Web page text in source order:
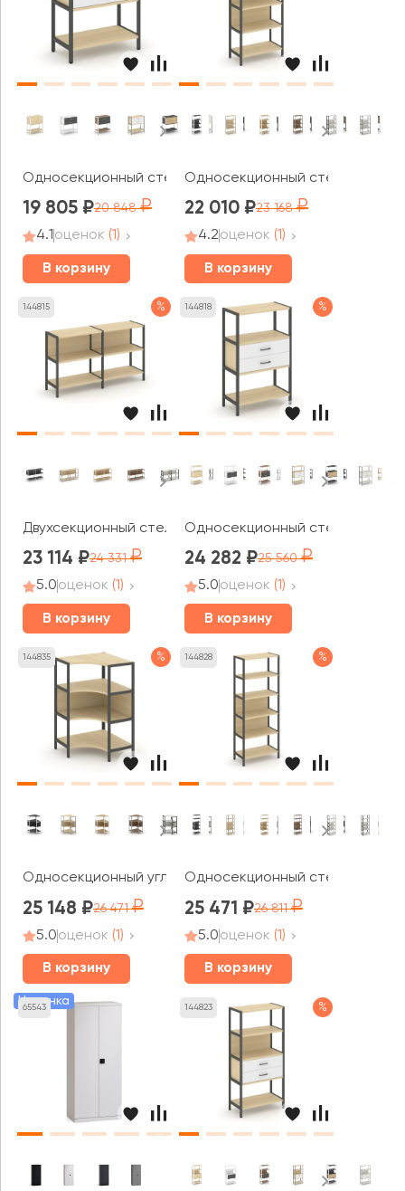
Односекционный стеллаж двухярусный с ящиками
19 805 20 848
4.1оценок (1)
В корзину
Односекционный стеллаж
22 010 23 168
4.2оценок (1)
В корзину
144815 %
Двухсекционный стеллаж двухярусный
23 114 24 331
5.0оценок (1)
В корзину
144818 %
Односекционный стеллаж
24 282 25 560
5.0оценок (1)
В корзину
144835 %
Односекционный угловой стеллаж трехярусный
25 148 26 471
5.0оценок (1)
В корзину
144828 %
Односекционный стеллаж
25 471 26 811
5.0оценок (1)
В корзину
65543
Новинка 144823 %